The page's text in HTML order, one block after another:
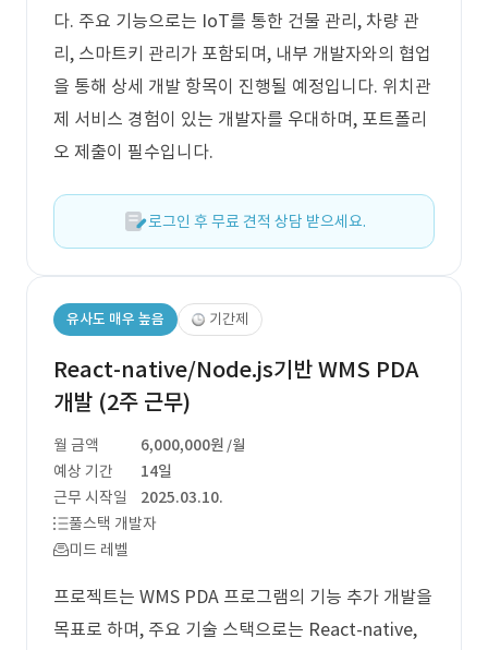
다. 주요 기능으로는 IoT를 통한 건물 관리, 차량 관
리, 스마트키 관리가 포함되며, 내부 개발자와의 협업
을 통해 상세 개발 항목이 진행될 예정입니다. 위치관
제 서비스 경험이 있는 개발자를 우대하며, 포트폴리
오 제출이 필수입니다.
로그인 후 무료 견적 상담 받으세요.
유사도 매우 높음 기간제
React-native/Node.js기반 WMS PDA
개발 (2주 근무)
월 금액 6,000,000원 /월
예상 기간
14일
근무 시작일
2025.03.10.
풀스택 개발자
미드 레벨
프로젝트는 WMS PDA 프로그램의 기능 추가 개발을
목표로 하며, 주요 기술 스택으로는 React-native,